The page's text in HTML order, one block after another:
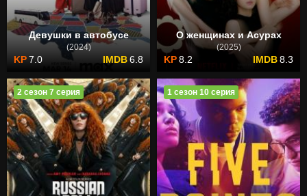
Девушки в автобусе
(2024)
7.0 6.8
О женщинах и Асурах
(2025)
8.2 8.3
2 сезон 7 серия 1 сезон 10 серия